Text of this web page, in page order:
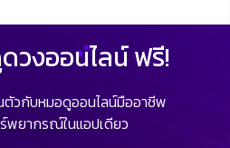
วงออนไลน์ ฟรี!
ตัวกับหมอดูออนไลน์มืออาชีพ
พยากรณ์ในแอปเดียว